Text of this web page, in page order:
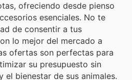
ofreciendo desde pienso
esenciales. No te
de consentir a tus
lo mejor del mercado a
ofertas son perfectas para
su presupuesto sin
el bienestar de sus animales.